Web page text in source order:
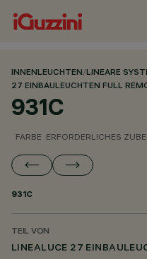
INNENLEUCHTEN/LINEARE
27 EINBAULEUCHTEN FULL
931C
FARBE ERFORDERLICHES
931C
TEIL VON
LINEALUCE 27